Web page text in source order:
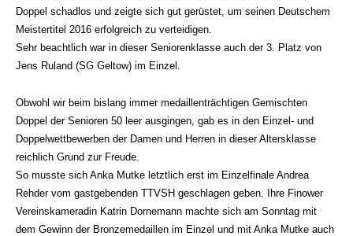
Doppel schadlos und zeigte sich gut gerüstet, um seinen Deutschem
Meistertitel 2016 erfolgreich zu verteidigen.
Sehr beachtlich war in dieser Seniorenklasse auch der 3. Platz von
Jens Ruland (SG Geltow) im Einzel.
Obwohl wir beim bislang immer medaillenträchtigen Gemischten
Doppel der Senioren 50 leer ausgingen, gab es in den Einzel- und
Doppelwettbewerben der Damen und Herren in dieser Altersklasse
reichlich Grund zur Freude.
So musste sich Anka Mutke letztlich erst im Einzelfinale Andrea
Rehder vom gastgebenden TTVSH geschlagen geben. Ihre Finower
Vereinskameradin Katrin Dornemann machte sich am Sonntag mit
dem Gewinn der Bronzemedaillen im Einzel und mit Anka Mutke auch